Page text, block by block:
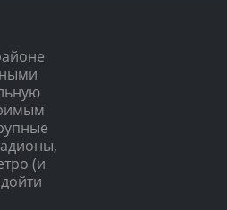
(и